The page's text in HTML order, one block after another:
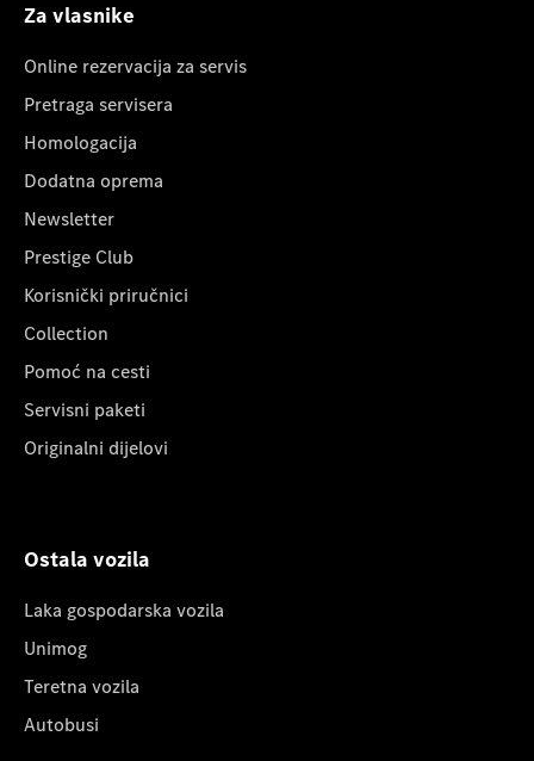
Za vlasnike
Online rezervacija za servis
Pretraga servisera
Homologacija
Dodatna oprema
Newsletter
Prestige Club
Korisnički priručnici
Collection
Pomoć na cesti
Servisni paketi
Originalni dijelovi
Ostala vozila
Laka gospodarska vozila
Unimog
Teretna vozila
Autobusi